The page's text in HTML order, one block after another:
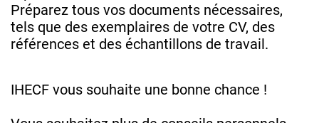
Préparez tous vos documents nécessaires,
tels que des exemplaires de votre CV, des
références et des échantillons de travail.
IHECF vous souhaite une bonne chance !